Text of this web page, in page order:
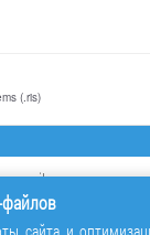
(.ris)
файлов